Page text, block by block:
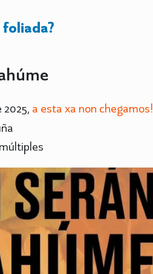
a esta xa non chegamos!